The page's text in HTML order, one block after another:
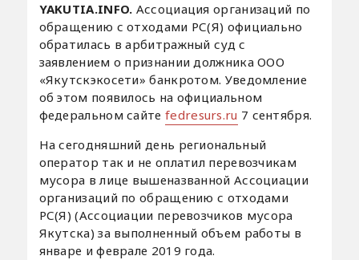
YAKUTIA.INFO. Ассоциация организаций по
обращению с отходами РС(Я) официально
обратилась в арбитражный суд с
заявлением о признании должника ООО
«Якутскэкосети» банкротом. Уведомление
об этом появилось на официальном
федеральном сайте fedresurs.ru 7 сентября.
На сегодняшний день региональный
оператор так и не оплатил перевозчикам
мусора в лице вышеназванной Ассоциации
организаций по обращению с отходами
РС(Я) (Ассоциации перевозчиков мусора
Якутска) за выполненный объем работы в
январе и феврале 2019 года.